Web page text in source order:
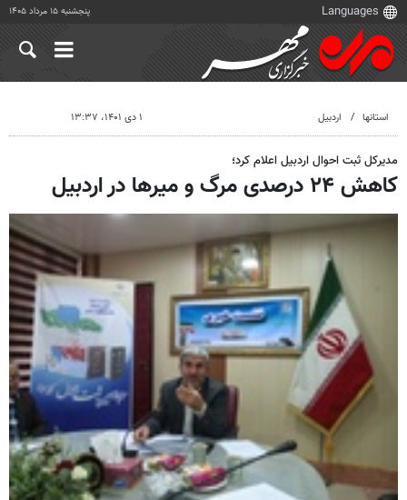
پنجشنبه ۱۵ مرداد ۱۴۰۵
استانها اردبیل ۱ دی ۱۴۰۱، ۱۳:۳۷
مدیرکل ثبت احوال اردبیل اعلام کرد؛
کاهش ۲۴ درصدی مرگ و میرها در اردبیل